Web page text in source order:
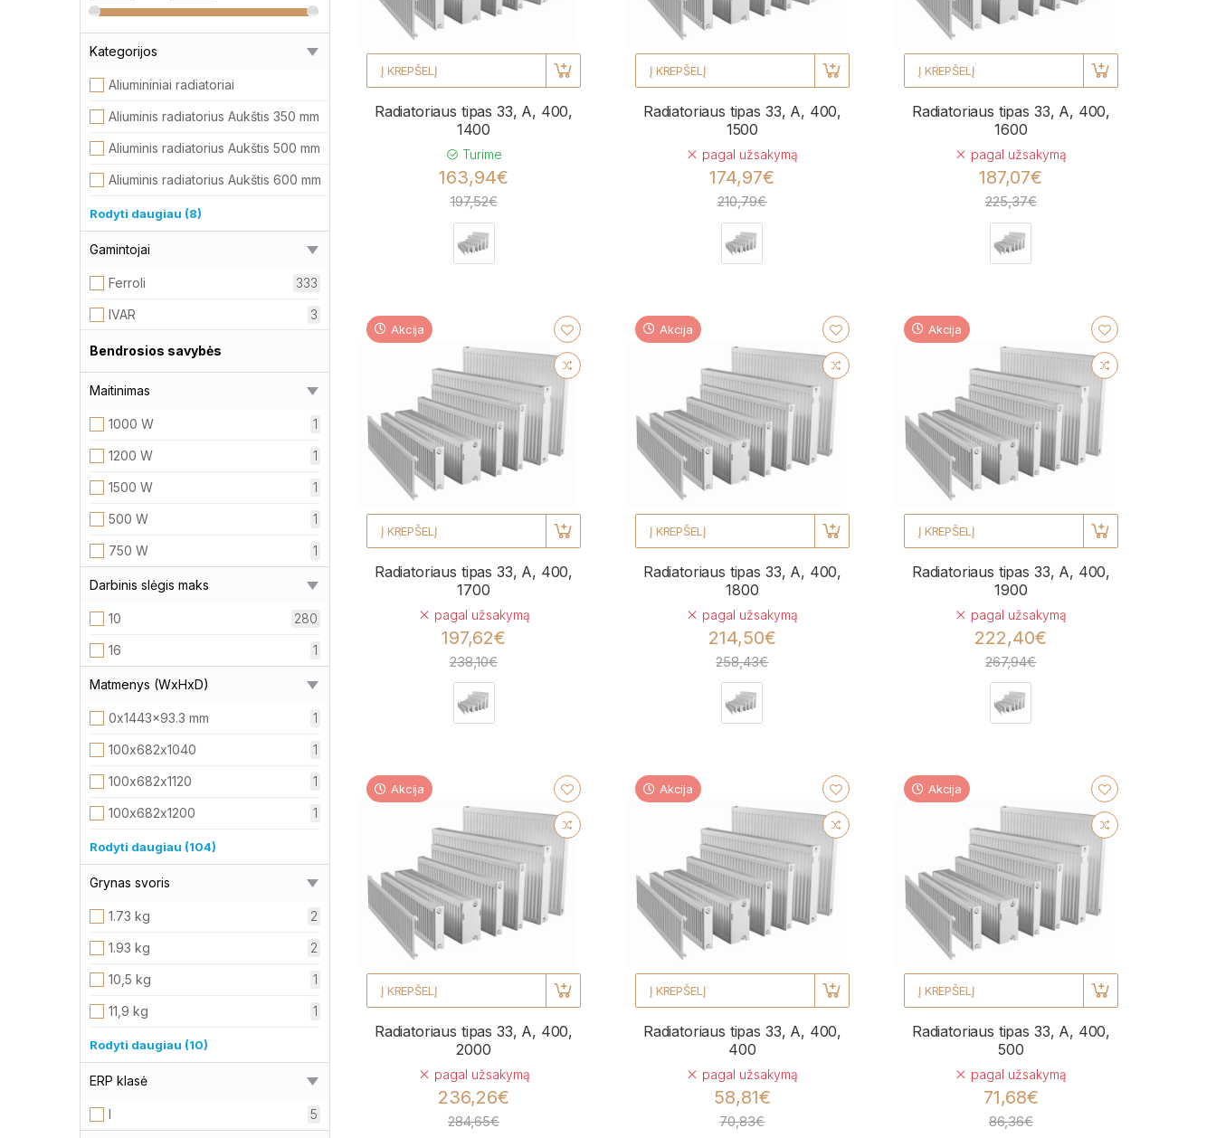
Kategorijos
Aliumininiai radiatoriai
Aliuminis radiatorius Aukštis 350 mm
Aliuminis radiatorius Aukštis 500 mm
Aliuminis radiatorius Aukštis 600 mm
Aliuminis radiatorius Aukštis 700 mm
Aliuminis radiatorius Aukštis 800 mm
Plieniniai radiatoriai
Plieniniai radiatoriai Tipas 11
Plieniniai radiatoriai Tipas 33
Radiatorių priedai
Rodyti daugiau (8)
Gamintojai
Ferroli 333
IVAR 3
Bendrosios savybės
Maitinimas
1000 W 1
1200 W 1
1500 W 1
500 W 1
750 W 1
Darbinis slėgis maks
10 280
16 1
Matmenys (WxHxD)
0x1443x93.3 mm 1
100х682х1040 1
100х682х1120 1
100х682х1200 1
100х682х240
100х682х320 1
100х682х400 1
100х682х480 1
100х682х560 1
100х682х640 1
100х682х800 1
100х682х960 1
Rodyti daugiau (104)
Grynas svoris
1.73 kg 2
1.93 kg 2
10,5 kg 1
11,9 kg 1
13 Kg
14 Kg 1
14,6 kg 1
Rodyti daugiau (10)
ERP klasė
I 5
Į KREPŠELĮ
Radiatoriaus tipas 33, A, 400,
1400
Turime
163,94€
197,52€
Į KREPŠELĮ
Radiatoriaus tipas 33, A, 400,
1500
pagal užsakymą
174,97€
210,79€
Į KREPŠELĮ
Radiatoriaus tipas 33, A, 400,
1600
pagal užsakymą
187,07€
225,37€
Akcija
Į KREPŠELĮ
Radiatoriaus tipas 33, A, 400,
1700
pagal užsakymą
197,62€
238,10€
Akcija
Į KREPŠELĮ
Radiatoriaus tipas 33, A, 400,
1800
pagal užsakymą
214,50€
258,43€
Akcija
Į KREPŠELĮ
Radiatoriaus tipas 33, A, 400,
1900
pagal užsakymą
222,40€
267,94€
Akcija
Į KREPŠELĮ
Radiatoriaus tipas 33, A, 400,
2000
pagal užsakymą
236,26€
284,65€
Akcija
Į KREPŠELĮ
Radiatoriaus tipas 33, A, 400,
400
pagal užsakymą
58,81€
70,83€
Akcija
Į KREPŠELĮ
Radiatoriaus tipas 33, A, 400,
500
pagal užsakymą
71,68€
86,36€